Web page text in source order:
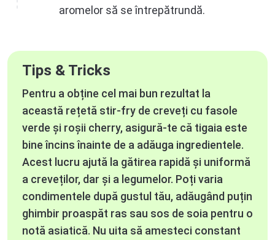
aromelor să se întrepătrundă.
Tips & Tricks
Pentru a obține cel mai bun rezultat la
această rețetă stir-fry de creveți cu fasole
verde și roșii cherry, asigură-te că tigaia este
bine încins înainte de a adăuga ingredientele.
Acest lucru ajută la gătirea rapidă și uniformă
a creveților, dar și a legumelor. Poți varia
condimentele după gustul tău, adăugând puțin
ghimbir proaspăt ras sau sos de soia pentru o
notă asiatică. Nu uita să amesteci constant